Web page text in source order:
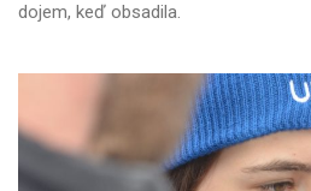
dojem, keď obsadila.